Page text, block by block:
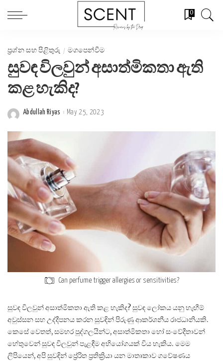
0
ප්‍රශ්න සහ පිළිතුරු මගපෙන්වීම
සුවඳ විලවුන් අසාත්මිකතා ඇති
කළ හැකිද?
Posted
Abdullah Riyas May 25, 2023
Can perfume trigger allergies or sensitivities?
සුවඳ විලවුන් අසාත්මිකතා ඇති කළ හැකිද? සුවඳ ලෝකය යනු හැඟීම්
අවුස්සන සහ උද්දීපනය කරන සුවඳින් පිරුණු ආකර්ශනීය රාජධානියකි.
කෙසේ වෙතත්, සමහර පුද්ගලයින්ට, අසාත්මිකතා හෝ සංවේදීතාවන්
හේතුවෙන් සුවඳ විලවුන් පැළඳීම අභියෝගයක් විය හැකිය. මෙම
ලිපියෙන්, අපි සුවඳින් ප්‍රේරිත ප්‍රතික්‍රියා යන මාතෘකාව ගවේෂණය